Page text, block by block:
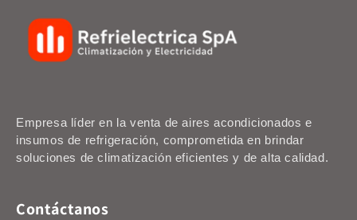
Empresa líder en la venta de aires acondicionados e
insumos de refrigeración, comprometida en brindar
soluciones de climatización eficientes y de alta calidad.
Contáctanos